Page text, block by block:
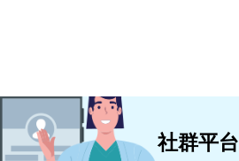
社群平台